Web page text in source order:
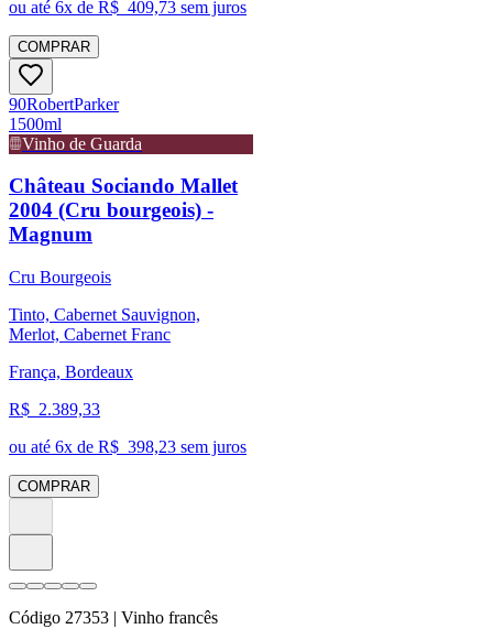
ou até 6x de R$ 409,73 sem juros
COMPRAR
90RobertParker
1500ml
Vinho de Guarda
Château Sociando Mallet
2004 (Cru bourgeois) -
Magnum
Cru Bourgeois
Tinto, Cabernet Sauvignon,
Merlot, Cabernet Franc
França, Bordeaux
R$ 2.389,33
ou até 6x de R$ 398,23 sem juros
COMPRAR
Código 27353 | Vinho francês